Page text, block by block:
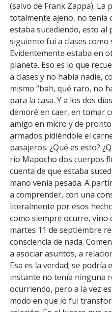
(salvo de Frank Zappa). La
totalmente ajeno, no tenía
estaba sucediendo, esto al
siguiente fui a clases como
Evidentemente estaba en
planeta. Eso es lo que
a clases y no había nadie,
mismo “bah, qué raro, no
para la casa. Y a los dos
demoré en caer, en tomar
amigo en micro y de
armados pidiéndole el
pasajeros. ¿Qué es esto?
río Mapocho dos cuerpos
cuenta de que estaba
mano venía pesada. A
a comprender, con una
literalmente por esos
como siempre ocurre, vino
martes 11 de septiembre
consciencia de nada.
a asociar asuntos, a
Esa es la verdad; se podría
instante no tenía ninguna
ocurriendo, pero a la vez
modo en que lo fui